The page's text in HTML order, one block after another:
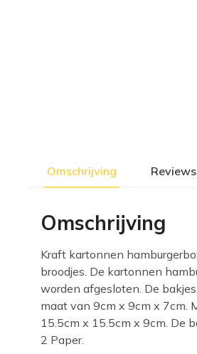
Omschrijving Reviews
Omschrijving
Kraft kartonnen
broodjes. De kartonnen
worden afgesloten. De
maat van 9cm x 9cm x 7cm.
15.5cm x 15.5cm x 9cm. De
2 Paper.